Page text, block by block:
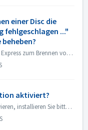
einer Disc die
fehlgeschlagen ..."
Wenn Sie Nero Burning ROM oder Nero Express zum Brennen von Inhalten auf eine Disk verwenden, kann es vorkommen, dass Sie die Fehlermeldung "Brennvorga...
aktiviert?
Um die LightScribe-Funktionen zu aktivieren, installieren Sie bitte die LightScribe-Software: https://lightscribesoftware.org/ Kontaktieren Sie uns, wen...